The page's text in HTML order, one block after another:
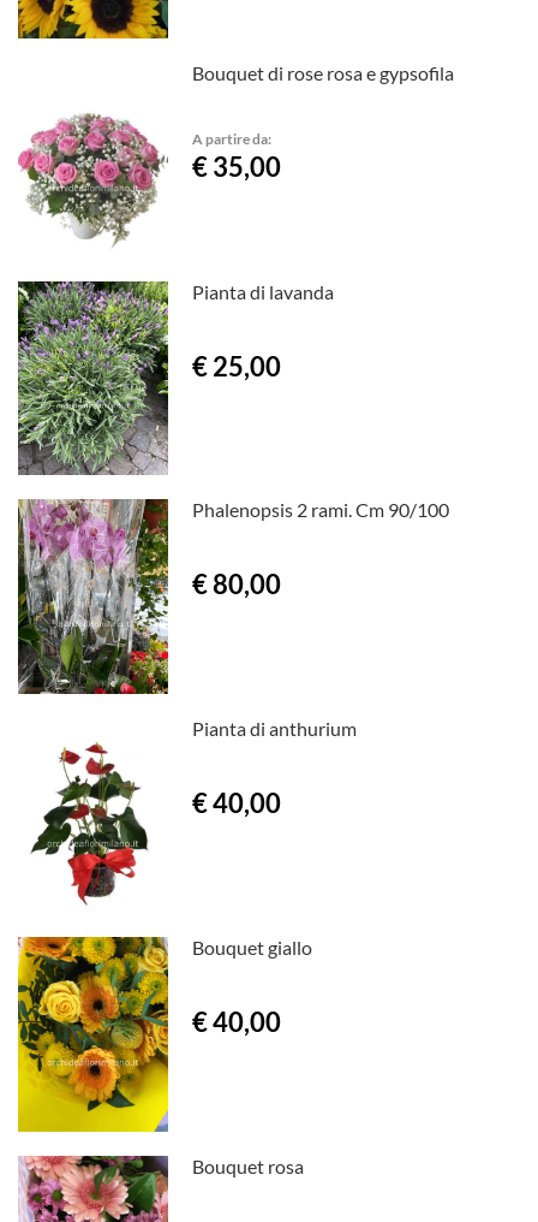
Bouquet di rose rosa e gypsofila
A partire da:
€ 35,00
Pianta di lavanda
€ 25,00
Phalenopsis 2 rami. Cm 90/100
€ 80,00
Pianta di anthurium
€ 40,00
Bouquet giallo
€ 40,00
Bouquet rosa